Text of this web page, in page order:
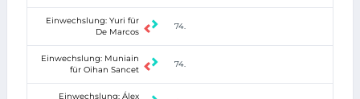
Einwechslung: Yuri für
De Marcos
74.
Einwechslung: Muniain
für Oihan Sancet
74.
Einwechslung: Álex